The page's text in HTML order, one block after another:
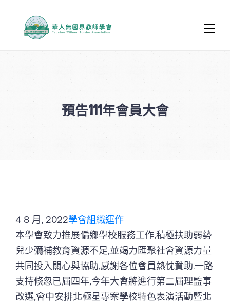
預告111年會員大會
4 8 月, 2022學會組織運作
本學會致力推展偏鄉學校服務工作,積極扶助弱勢
兒少彌補教育資源不足,並竭力匯聚社會資源力量
共同投入關心與協助,感謝各位會員熱忱贊助.一路
支持倏忽已屆四年,今年大會將進行第二屆理監事
改選,會中安排北極星專案學校特色表演活動暨北